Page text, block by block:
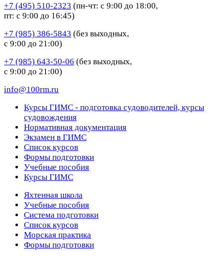
+7 (495) 510-2323 (пн-чт: с 9:00 до 18:00,
пт: с 9:00 до 16:45)
+7 (985) 386-5843 (без выходных,
с 9:00 до 21:00)
+7 (985) 643-50-06 (без выходных,
с 9:00 до 21:00)
info@100rm.ru
Курсы ГИМС - подготовка судоводителей, курсы
судовождения
Нормативная документация
Экзамен в ГИМС
Список курсов
Формы подготовки
Учебные пособия
Курсы ГИМС
Яхтенная школа
Учебные пособия
Cистема подготовки
Список курсов
Морская практика
Формы подготовки